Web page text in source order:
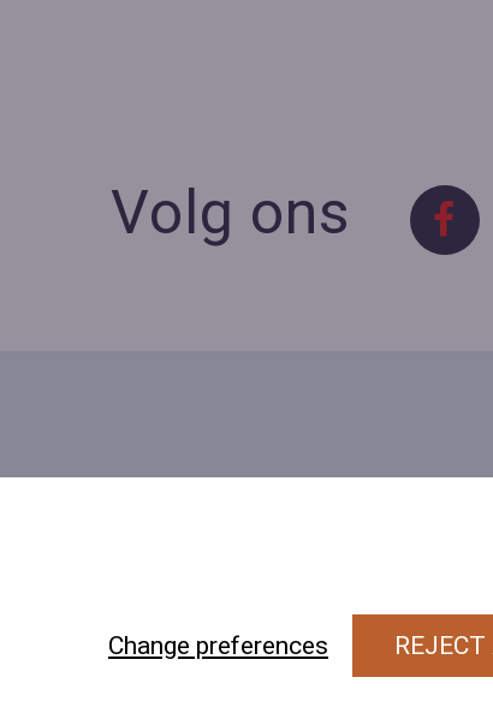
Volg ons
477601560
118, 2200 Herentals
Change preferences REJECT